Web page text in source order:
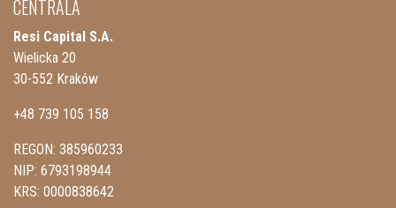
CENTRALA
Resi Capital S.A.
Wielicka 20
30-552 Kraków
+48 739 105 158
REGON: 385960233
NIP: 6793198944
KRS: 0000838642